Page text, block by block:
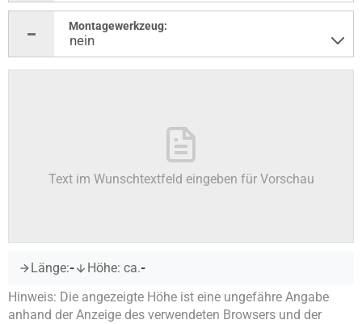
Montagewerkzeug:
Text im Wunschtextfeld eingeben für Vorschau
Länge:- Höhe: ca.-
Hinweis: Die angezeigte Höhe ist eine ungefähre Angabe
anhand der Anzeige des verwendeten Browsers und der